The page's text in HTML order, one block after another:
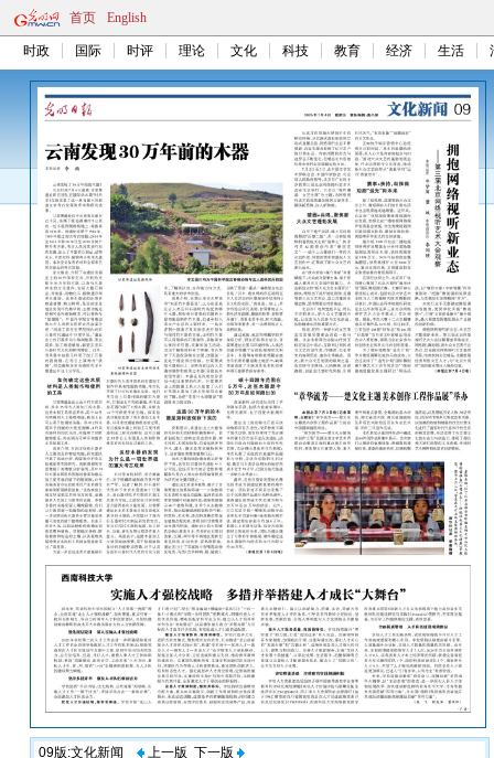
首页 English
时政 国际 时评 理论 文化 科技 教育 经济 生活
09版:文化新闻 上一版 下一版